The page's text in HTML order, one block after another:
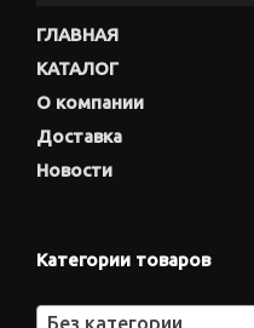
ГЛАВНАЯ
КАТАЛОГ
О компании
Доставка
Новости
Категории товаров
Без категории